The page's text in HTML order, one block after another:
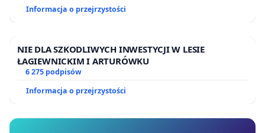
Informacja o przejrzystości
NIE DLA SZKODLIWYCH INWESTYCJI W LESIE
ŁAGIEWNICKIM I ARTURÓWKU
6 275 podpisów
Informacja o przejrzystości